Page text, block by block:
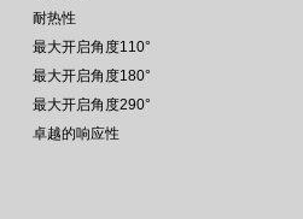
耐热性
最大开启角度110°
最大开启角度180°
最大开启角度290°
卓越的响应性